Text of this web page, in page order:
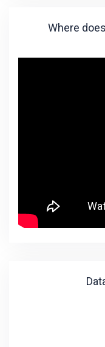
Where